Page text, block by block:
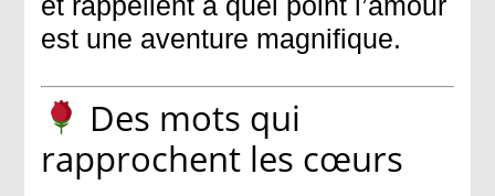
est une aventure magnifique.
Des mots qui
rapprochent les cœurs